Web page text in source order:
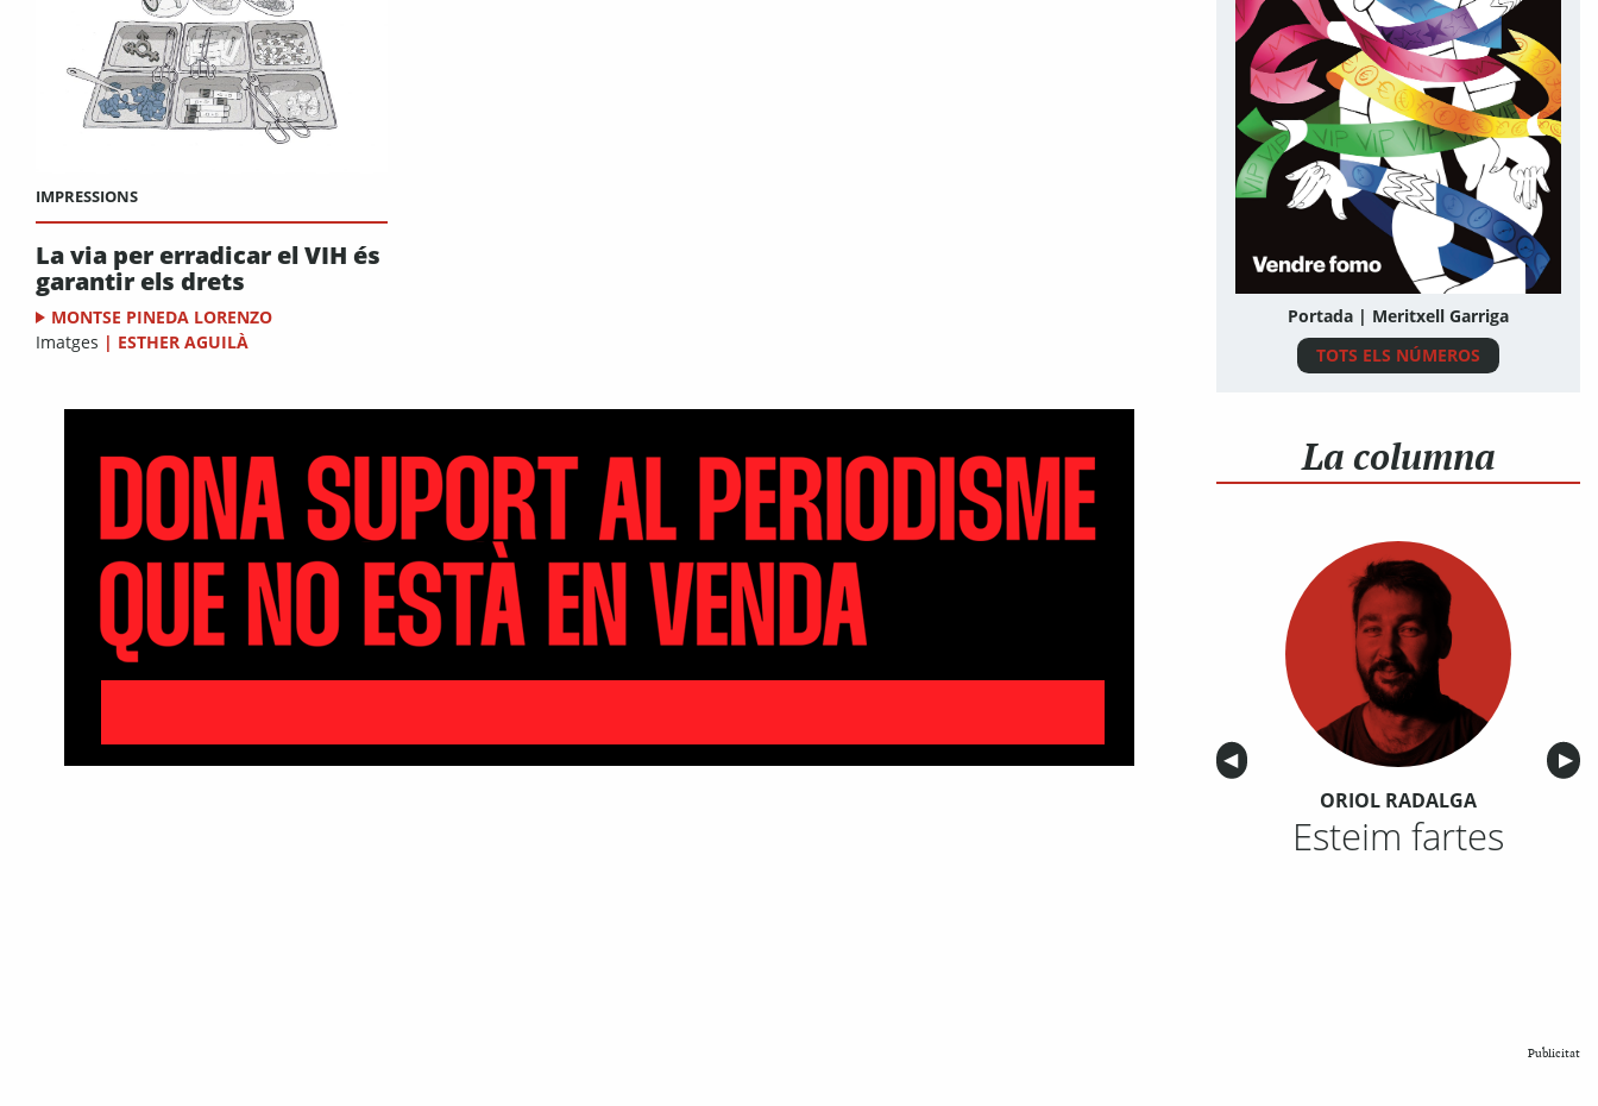
IMPRESSIONS
La via per erradicar el VIH és
garantir els drets
MONTSE PINEDA LORENZO
Imatges | ESTHER AGUILÀ
Portada | Meritxell Garriga
TOTS ELS NÚMEROS
La columna
Anterior
◀︎ ▶︎
ORIOL RADALGA
Esteim fartes
Publicitat